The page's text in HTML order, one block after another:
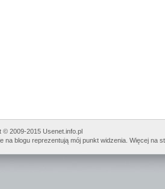
© 2009-2015 Usenet.info.pl
na blogu reprezentują mój punkt widzenia. Więcej na